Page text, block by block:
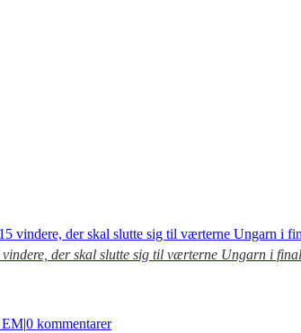
der skal slutte sig til værterne Ungarn i
|0 kommentarer